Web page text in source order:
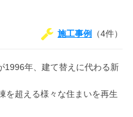
施工事例 （4件）
1996年、建て替えに代わる新
を超える様々な住まいを再生